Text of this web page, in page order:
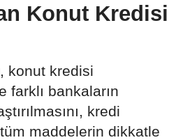
Konut Kredisi
konut kredisi
farklı bankaların
kredi
maddelerin dikkatle